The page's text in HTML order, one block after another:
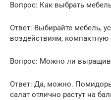
Вопрос: Как выбрать
Ответ: Выбирайте мебель,
воздействиям,
Вопрос: Можно ли
Ответ: Да, можно.
салат отлично растут на